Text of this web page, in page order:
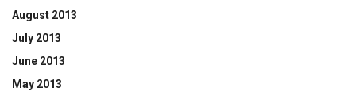
August 2013
July 2013
June 2013
May 2013